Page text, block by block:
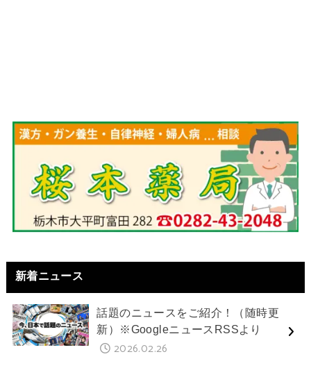
新着ニュース
話題のニュースをご紹介！（随時更
新）※GoogleニュースRSSより
2026.02.26